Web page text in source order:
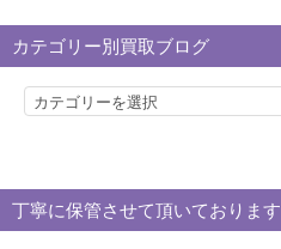
カテゴリー別買取ブログ
カ
リ
ー
丁寧に保管させて頂いております